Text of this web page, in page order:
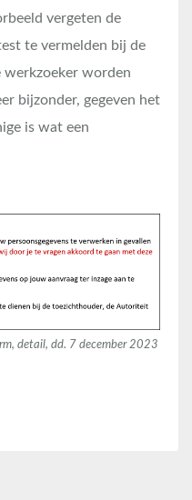
vergeten de
te vermelden bij de
werkzoeker worden
bijzonder, gegeven het
is wat een
detail, dd. 7 december 2023